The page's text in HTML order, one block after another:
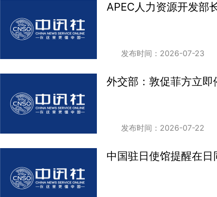
APEC人力资源开发部
发布时间：2026-07-23
外交部：敦促菲方立
发布时间：2026-07-22
中国驻日使馆提醒在